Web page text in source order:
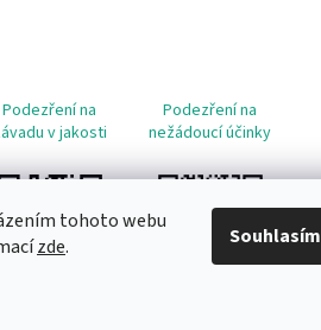
tohoto webu
zde. Souhlasím
Podezření na
v jakosti
Podezření na
nežádoucí účinky